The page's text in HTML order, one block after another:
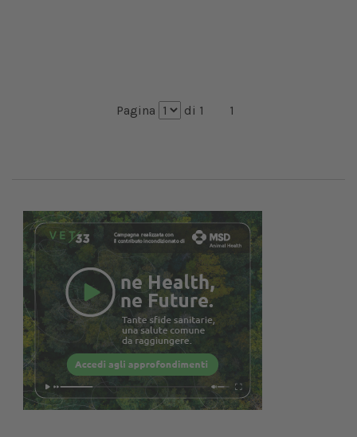
Pagina di 1 1